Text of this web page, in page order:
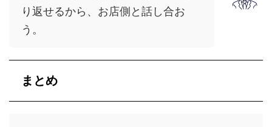
り返せるから、お店側と話し合お
う。
まとめ